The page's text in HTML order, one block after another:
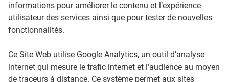
informations pour améliorer le contenu et l’expérience
utilisateur des services ainsi que pour tester de nouvelles
fonctionnalités.
Ce Site Web utilise Google Analytics, un outil d’analyse
internet qui mesure le trafic internet et l’audience au moyen
de traceurs à distance. Ce système permet aux sites